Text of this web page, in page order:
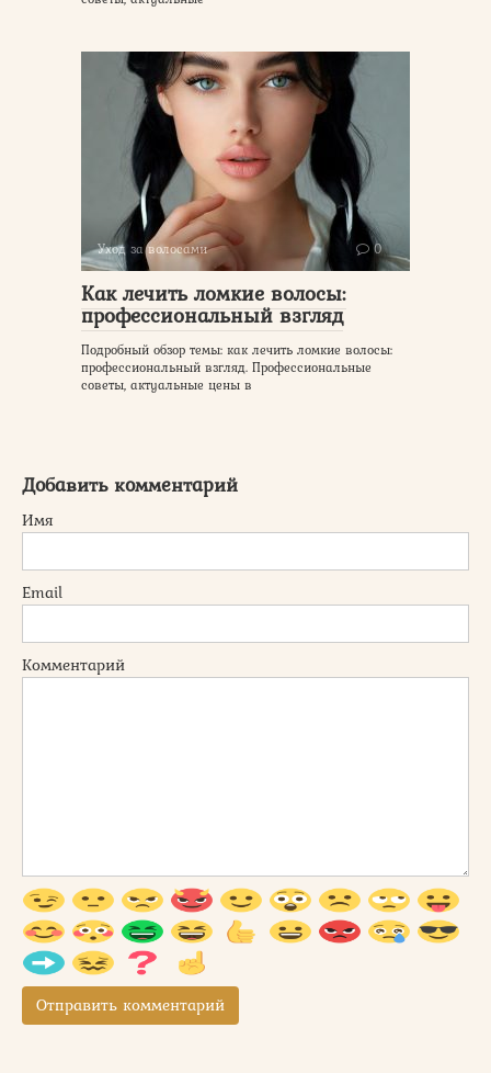
Уход за волосами 0
Как лечить ломкие волосы:
профессиональный взгляд
Подробный обзор темы: как лечить ломкие волосы:
профессиональный взгляд. Профессиональные
советы, актуальные цены в
Добавить комментарий
Имя
Email
Комментарий